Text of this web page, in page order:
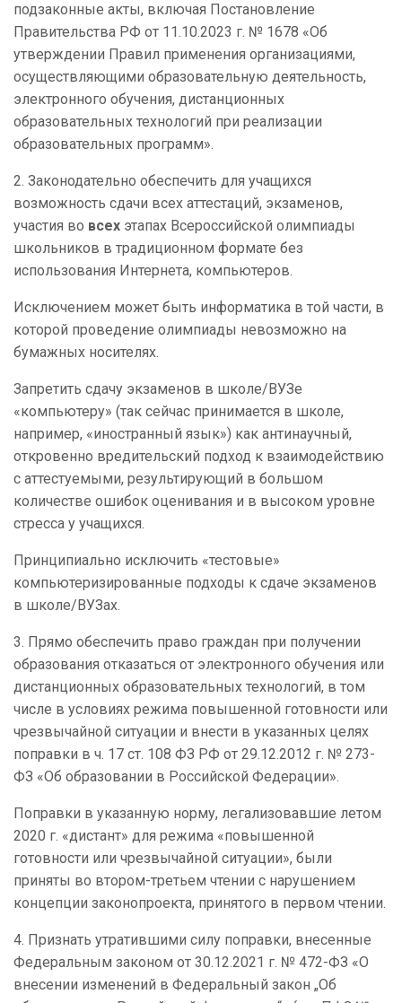
подзаконные акты, включая Постановление
Правительства РФ от 11.10.2023 г. № 1678 «Об
утверждении Правил применения организациями,
осуществляющими образовательную деятельность,
электронного обучения, дистанционных
образовательных технологий при реализации
образовательных программ».
2. Законодательно обеспечить для учащихся
возможность сдачи всех аттестаций, экзаменов,
участия во всех этапах Всероссийской олимпиады
школьников в традиционном формате без
использования Интернета, компьютеров.
Исключением может быть информатика в той части, в
которой проведение олимпиады невозможно на
бумажных носителях.
Запретить сдачу экзаменов в школе/ВУЗе
«компьютеру» (так сейчас принимается в школе,
например, «иностранный язык») как антинаучный,
откровенно вредительский подход к взаимодействию
с аттестуемыми, результирующий в большом
количестве ошибок оценивания и в высоком уровне
стресса у учащихся.
Принципиально исключить «тестовые»
компьютеризированные подходы к сдаче экзаменов
в школе/ВУЗах.
3. Прямо обеспечить право граждан при получении
образования отказаться от электронного обучения или
дистанционных образовательных технологий, в том
числе в условиях режима повышенной готовности или
чрезвычайной ситуации и внести в указанных целях
поправки в ч. 17 ст. 108 ФЗ РФ от 29.12.2012 г. № 273-
ФЗ «Об образовании в Российской Федерации».
Поправки в указанную норму, легализовавшие летом
2020 г. «дистант» для режима «повышенной
готовности или чрезвычайной ситуации», были
приняты во втором-третьем чтении с нарушением
концепции законопроекта, принятого в первом чтении.
4. Признать утратившими силу поправки, внесенные
Федеральным законом от 30.12.2021 г. № 472-ФЗ «О
внесении изменений в Федеральный закон „Об